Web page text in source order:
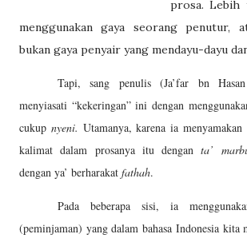
prosa. Lebih
menggunakan gaya seorang penutur,
bukan gaya penyair yang mendayu-dayu
Tapi, sang penulis (Ja’far bn
menyiasati “kekeringan” ini dengan
cukup nyeni. Utamanya, karena ia
kalimat dalam prosanya itu denganta’
dengan ya’ berharakat fathah.
Pada beberapa sisi, ia
(peminjaman) yang dalam bahasa Indonesia kita